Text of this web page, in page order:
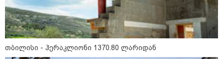
თბილისი - ჰერაკლიონი 1370.80 ლარიდან